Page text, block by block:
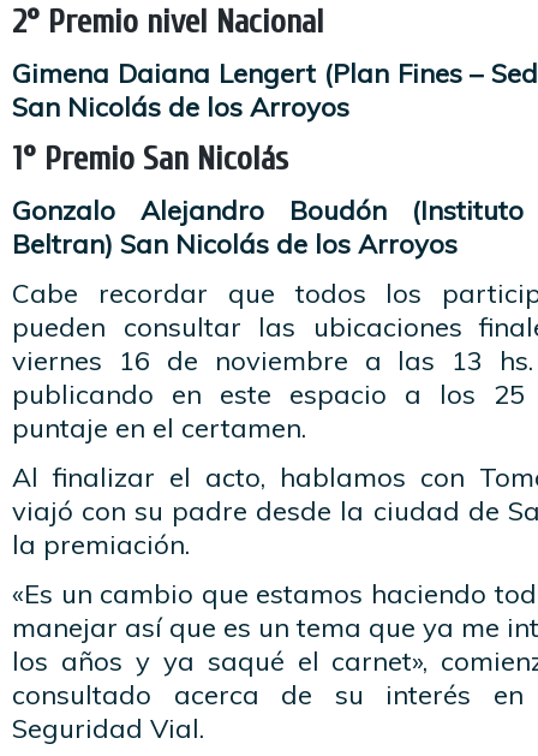
2° Premio nivel Nacional
Gimena Daiana Lengert (Plan Fines –
San Nicolás de los Arroyos
1° Premio San Nicolás
Gonzalo Alejandro Boudón
Beltran) San Nicolás de los Arroyos
Cabe recordar que todos los
pueden consultar las ubicaciones
viernes 16 de noviembre a las 13 hs.
publicando en este espacio a los 25
puntaje en el certamen.
Al finalizar el acto, hablamos con
viajó con su padre desde la ciudad de
la premiación.
«Es un cambio que estamos haciendo
manejar así que es un tema que ya me
los años y ya saqué el carnet»,
consultado acerca de su interés
Seguridad Vial.